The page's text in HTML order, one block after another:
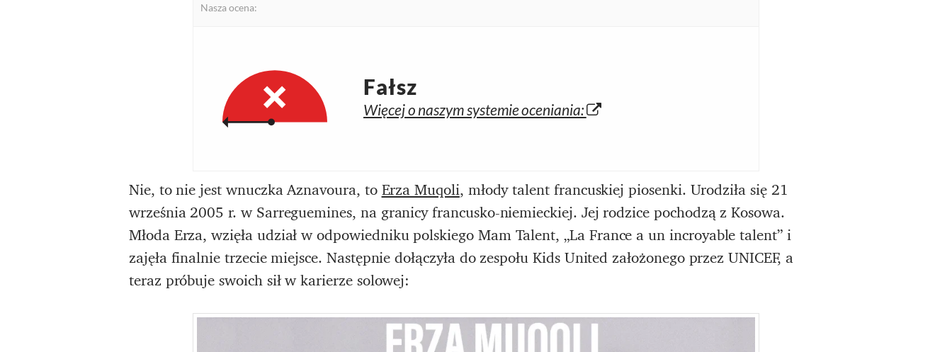
Nasza ocena:
Fałsz
Więcej o naszym systemie oceniania:
Nie, to nie jest wnuczka Aznavoura, toErza Muqoli, młody talent francuskiej piosenki. Urodziła się 21
września 2005 r. w Sarreguemines, na granicy francusko-niemieckiej. Jej rodzice pochodzą z Kosowa.
Młoda Erza, wzięła udział w odpowiedniku polskiego Mam Talent, „La France a un incroyable talent” i
zajęła finalnie trzecie miejsce. Następnie dołączyła do zespołu Kids United założonego przez UNICEF, a
teraz próbuje swoich sił w karierze solowej: